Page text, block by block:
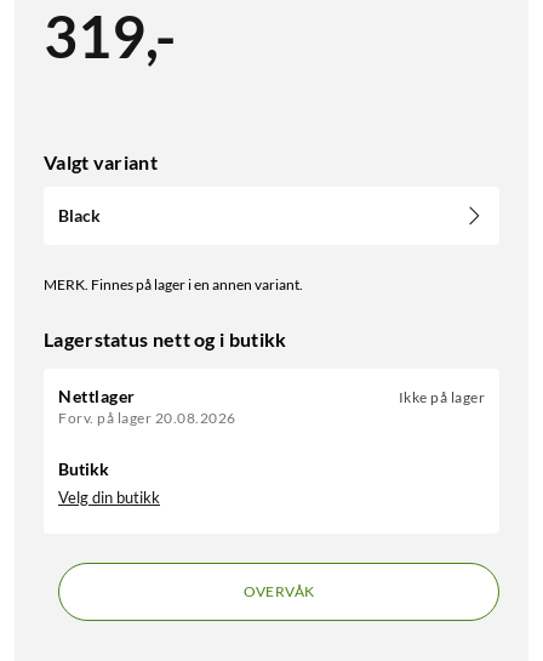
319,-
Valgt variant
Black
MERK. Finnes på lager i en annen variant.
Lagerstatus nett og i butikk
Nettlager
Forv. på lager 20.08.2026
Ikke på lager
Butikk
Velg din butikk
OVERVÅK